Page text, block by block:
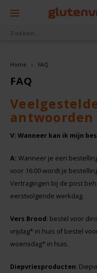
Brood, broodbeleg &
Snoep, Koek, Chips &
Pasta, Rijst & Noedels
Soepen, Sauzen &
Noten, Zaden &
Healthy by Moms in
Vers Brood
Vers Banket
Bier
Koffie & Thee
Glutenvrije Dranken
Marktdeals
Glutenvrije
Allos
Amisa
Bauckhof
Beltane
BFree
Bonvita
Alle Diepvriesproducten
Vegetarisch
Home FAQ
FAQ
antwoorden
V: Wanneer kan ik mijn
A: Wanneer je een
voor 16:00 wordt je
Vertragingen bij de post
eerstvolgende werkdag.
Vers Brood: bestel voor
vrijdag* in huis of bestel
woensdag* in huis.
Diepvriesproducten: